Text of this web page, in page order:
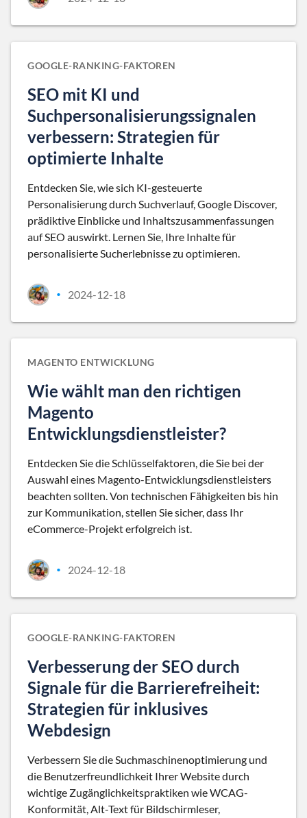
GOOGLE-RANKING-FAKTOREN
SEO mit KI und
Suchpersonalisierungssignalen
verbessern: Strategien für
optimierte Inhalte
Entdecken Sie, wie sich KI-gesteuerte
Personalisierung durch Suchverlauf, Google Discover,
prädiktive Einblicke und Inhaltszusammenfassungen
auf SEO auswirkt. Lernen Sie, Ihre Inhalte für
personalisierte Sucherlebnisse zu optimieren.
• 2024-12-18
MAGENTO ENTWICKLUNG
Wie wählt man den richtigen
Magento
Entwicklungsdienstleister?
Entdecken Sie die Schlüsselfaktoren, die Sie bei der
Auswahl eines Magento-Entwicklungsdienstleisters
beachten sollten. Von technischen Fähigkeiten bis hin
zur Kommunikation, stellen Sie sicher, dass Ihr
eCommerce-Projekt erfolgreich ist.
• 2024-12-18
GOOGLE-RANKING-FAKTOREN
Verbesserung der SEO durch
Signale für die Barrierefreiheit:
Strategien für inklusives
Webdesign
Verbessern Sie die Suchmaschinenoptimierung und
die Benutzerfreundlichkeit Ihrer Website durch
wichtige Zugänglichkeitspraktiken wie WCAG-
Konformität, Alt-Text für Bildschirmleser,